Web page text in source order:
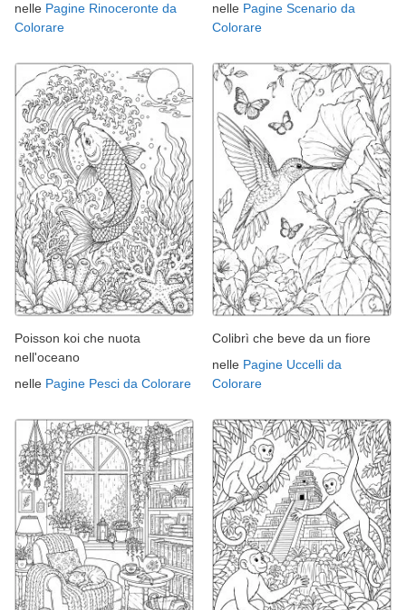
nelle Pagine Rinoceronte da
Colorare
nelle Pagine Scenario da
Colorare
Poisson koi che nuota
nell'oceano
nelle Pagine Pesci da Colorare
Colibrì che beve da un fiore
nelle Pagine Uccelli da
Colorare